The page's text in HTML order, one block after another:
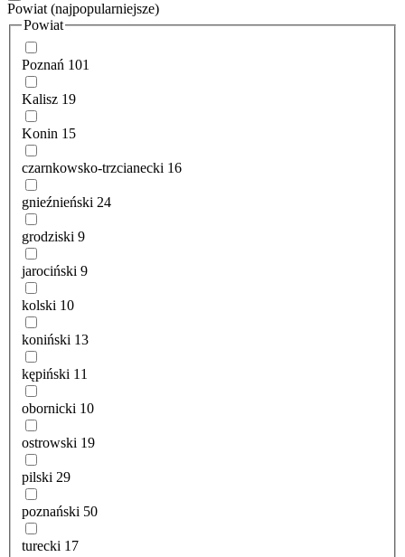
Powiat (najpopularniejsze)
Powiat
Poznań 101
Kalisz 19
Konin 15
czarnkowsko-trzcianecki 16
gnieźnieński 24
grodziski 9
jarociński 9
kolski 10
koniński 13
kępiński 11
obornicki 10
ostrowski 19
pilski 29
poznański 50
turecki 17